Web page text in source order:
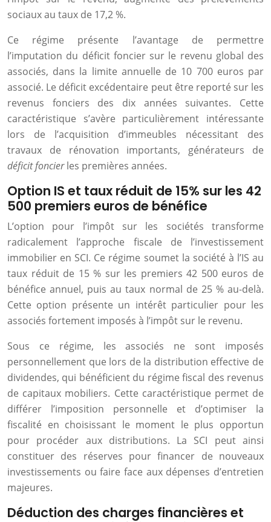
sociaux au taux de 17,2 %.
Ce régime présente l’avantage de permettre
l’imputation du déficit foncier sur le revenu global des
associés, dans la limite annuelle de 10 700 euros par
associé. Le déficit excédentaire peut être reporté sur les
revenus fonciers des dix années suivantes. Cette
caractéristique s’avère particulièrement intéressante
lors de l’acquisition d’immeubles nécessitant des
travaux de rénovation importants, générateurs de
déficit foncierles premières années.
Option IS et taux réduit de 15% sur les 42
500 premiers euros de bénéfice
L’option pour l’impôt sur les sociétés transforme
radicalement l’approche fiscale de l’investissement
immobilier en SCI. Ce régime soumet la société à l’IS au
taux réduit de 15 % sur les premiers 42 500 euros de
bénéfice annuel, puis au taux normal de 25 % au-delà.
Cette option présente un intérêt particulier pour les
associés fortement imposés à l’impôt sur le revenu.
Sous ce régime, les associés ne sont imposés
personnellement que lors de la distribution effective de
dividendes, qui bénéficient du régime fiscal des revenus
de capitaux mobiliers. Cette caractéristique permet de
différer l’imposition personnelle et d’optimiser la
fiscalité en choisissant le moment le plus opportun
pour procéder aux distributions. La SCI peut ainsi
constituer des réserves pour financer de nouveaux
investissements ou faire face aux dépenses d’entretien
majeures.
Déduction des charges financières et